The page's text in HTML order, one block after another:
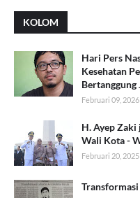
KOLOM
Hari Pers
Kesehatan
Bertanggung
Februari 09, 2026
H. Ayep
Wali Kota -
Februari 20, 2025